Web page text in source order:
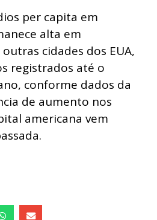
per capita em
alta em
cidades dos EUA,
registrados até o
conforme dados da
de aumento nos
americana vem